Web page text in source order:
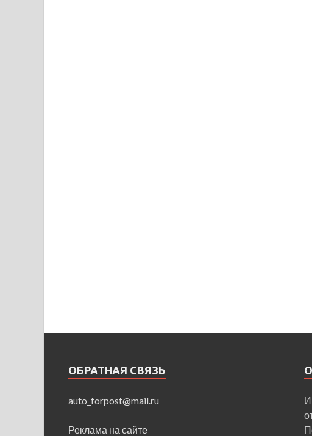
ОБРАТНАЯ СВЯЗЬ
auto_forpost@mail.ru
Реклама на сайте